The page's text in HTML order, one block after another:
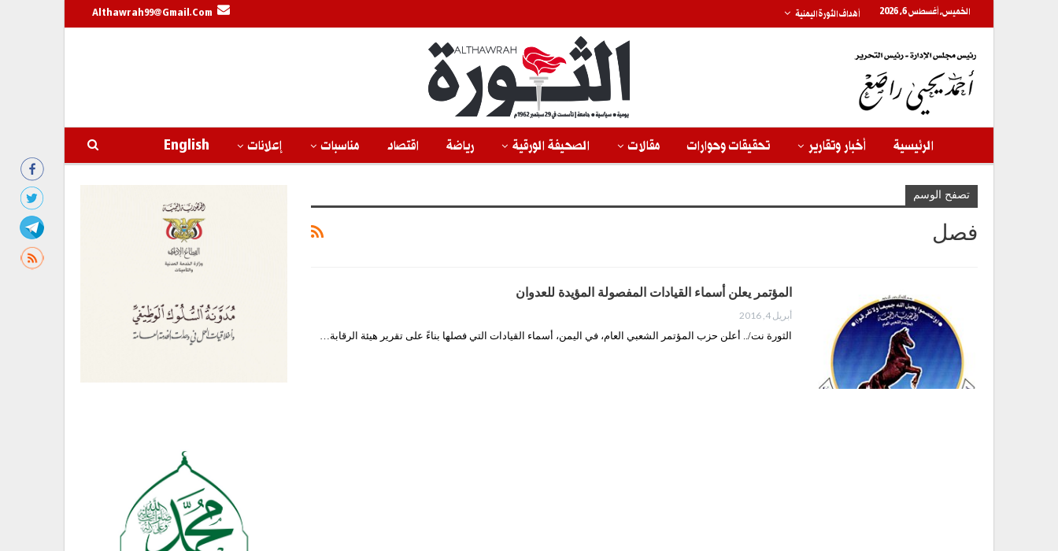
الخميس, أغسطس 6, 2026 أهداف الثورة اليمنية Althawrah99@gmail.com
الرئيسية أخبار وتقارير تحقيقات وحوارات مقالات الصحيفة الورقية رياضة اقتصاد مناسبات إعلانات English
تصفح الوسم
فصل
المؤتمر يعلن أسماء القيادات المفصولة المؤيدة للعدوان
أبريل 4, 2016
الثورة نت/.. أعلن حزب المؤتمر الشعبي العام، في اليمن، أسماء القيادات التي فصلها بناءً على تقرير هيئة الرقابة…